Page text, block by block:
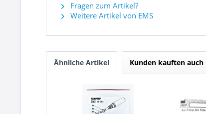
Fragen zum Artikel?
Weitere Artikel von EMS
Ähnliche Artikel Kunden kauften auch